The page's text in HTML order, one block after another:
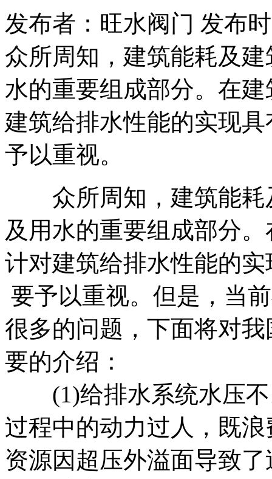
发布者：旺水阀门 发布
众所周知，建筑能耗及
水的重要组成部分。在
建筑给排水性能的实现
予以重视。
众所周知，建筑能耗
及用水的重要组成部分
计对建筑给排水性能的
要予以重视。但是，当
很多的问题，下面将对
要的介绍：
(1)给排水系统水压不
过程中的动力过人，既
资源因超压外溢面导致